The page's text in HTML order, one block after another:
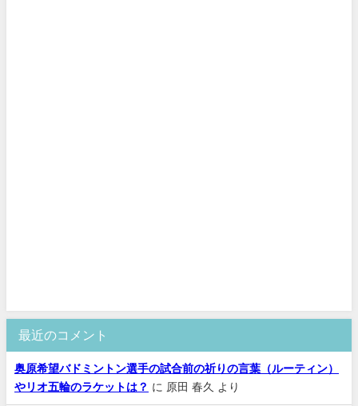
最近のコメント
奥原希望バドミントン選手の試合前の祈りの言葉（ルーティン）
やリオ五輪のラケットは？ に 原田 春久 より